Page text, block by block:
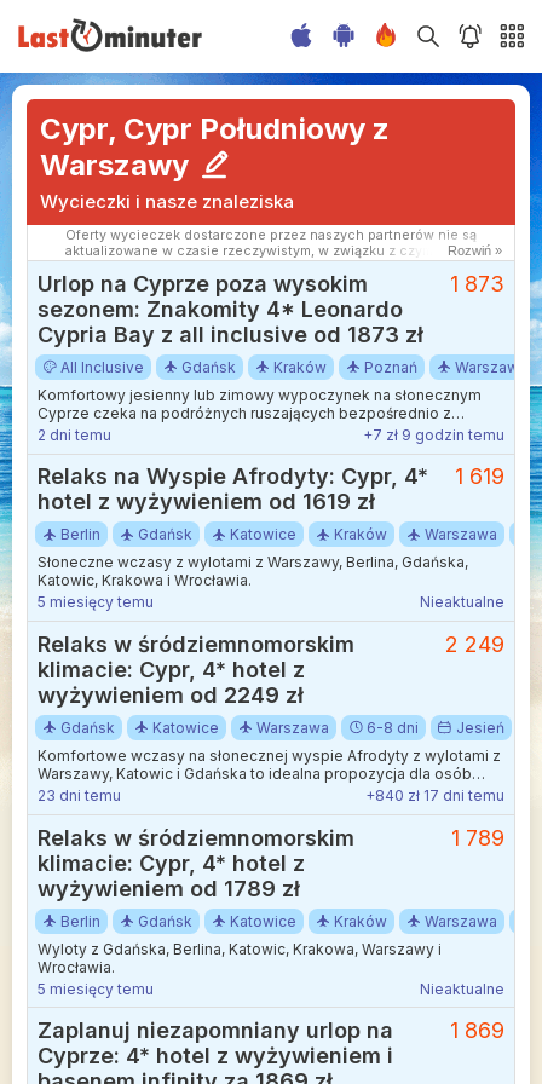
Cypr, Cypr Południowy z
Warszawy
Wycieczki i nasze znaleziska
Oferty wycieczek dostarczone przez naszych partnerów nie są
aktualizowane w czasie rzeczywistym, w związku z czym ceny i
dostępność ofert mogą się nieznacznie różnić od aktualnych.
Dokładamy wszelkich starań aby rozbieżności były jak najmniejsze.
Rozwiń »
Urlop na Cyprze poza wysokim
sezonem: Znakomity 4* Leonardo
Cypria Bay z all inclusive od 1873 zł
1 873
All Inclusive Gdańsk Kraków Poznań
Warszawa
Komfortowy jesienny lub zimowy wypoczynek na słonecznym
Cyprze czeka na podróżnych ruszających bezpośrednio z
Gdańska, Krakowa, Poznania, Warszawy-Modlin i Wrocławia.
2 dni temu +7 zł 9 godzin temu
Relaks na Wyspie Afrodyty: Cypr, 4*
hotel z wyżywieniem od 1619 zł
1 619
Berlin Gdańsk Katowice Kraków Warszawa
Słoneczne wczasy z wylotami z Warszawy, Berlina, Gdańska,
Katowic, Krakowa i Wrocławia.
5 miesięcy temu
Nieaktualne
Relaks w śródziemnomorskim
klimacie: Cypr, 4* hotel z
wyżywieniem od 2249 zł
2 249
Gdańsk Katowice Warszawa 6-8 dni Jesień
Komfortowe wczasy na słonecznej wyspie Afrodyty z wylotami z
Warszawy, Katowic i Gdańska to idealna propozycja dla osób
szukających odpoczynku i pięknych widoków.
23 dni temu +840 zł 17 dni temu
Relaks w śródziemnomorskim
klimacie: Cypr, 4* hotel z
wyżywieniem od 1789 zł
1 789
Berlin Gdańsk Katowice Kraków Warszawa
Wyloty z Gdańska, Berlina, Katowic, Krakowa, Warszawy i
Wrocławia.
5 miesięcy temu
Nieaktualne
Zaplanuj niezapomniany urlop na
Cyprze: 4* hotel z wyżywieniem i
1 869